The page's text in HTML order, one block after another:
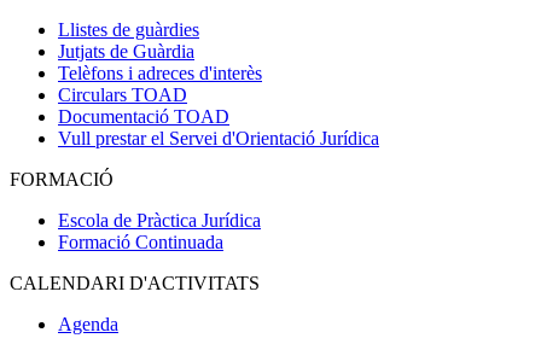
Llistes de guàrdies
Jutjats de Guàrdia
Telèfons i adreces d'interès
Circulars TOAD
Documentació TOAD
Vull prestar el Servei d'Orientació Jurídica
FORMACIÓ
Escola de Pràctica Jurídica
Formació Continuada
CALENDARI D'ACTIVITATS
Agenda